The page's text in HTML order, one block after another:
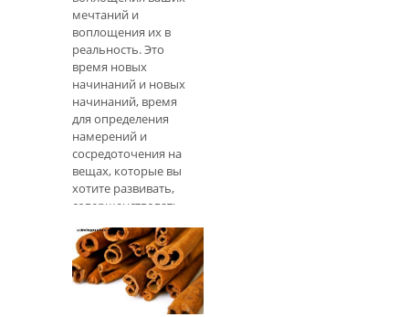
мечтаний и
воплощения их в
реальность. Это
время новых
начинаний и новых
начинаний, время
для определения
намерений и
сосредоточения на
вещах, которые вы
хотите развивать,
совершенствовать
своей жизни. Идея
состоит в том, чтобы
использовать
энергию Новой